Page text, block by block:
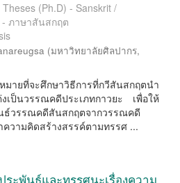
(Ph.D) - Sanskrit /
ภาษาสันสกฤต
(มหาวิทยาลัยศิลปากร,
ายที่จะศึกษาวิธีการที่กวีสันสกฤตนำ
งเป็นวรรณคดีประเภทกาวยะ เพื่อให้
ธ์วรรณคดีสันสกฤตจากวรรณคดี
วามคิดสร้างสรรค์ตามทรรศ ...
ะพันธ์และทรรศนะเรื่องความ